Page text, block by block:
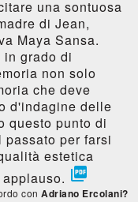
una sontuosa
di Jean,
Maya Sansa.
in grado di
non solo
che deve
d'indagine delle
questo punto di
per farsi
estetica

conAdriano Ercolani?